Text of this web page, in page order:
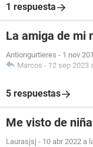
1 respuesta
La amiga de mi
Antiongurtieres - 1 nov
Marcos - 12 sep 2023
5 respuestas
Me visto de
Laurasjsj - 10 abr 2022 a